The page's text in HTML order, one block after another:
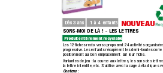
Dès 3 ans 1 à 4  enfants
SORS-MOI DE LÀ ! - LES LETTRES
Produit entièrement recyclable.
Les 12 ﬁches recto verso proposent 24 activités
progressive. Les enfants récupèrent les demi-boules
positionnent au bon emplacement sur leur ﬁche.
Variantes de jeu : la course aux lettres, les sons des
la lettre interdite, etc. S’utilise avec la cage à élastiques
Contenu :
NOUVEAU